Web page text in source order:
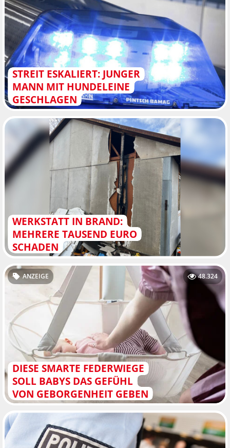
STREIT ESKALIERT: JUNGER
MANN MIT HUNDELEINE
GESCHLAGEN
WERKSTATT IN BRAND:
MEHRERE TAUSEND EURO
SCHADEN
DIESE SMARTE FEDERWIEGE
SOLL BABYS DAS GEFÜHL
VON GEBORGENHEIT GEBEN
ANZEIGE 48.324